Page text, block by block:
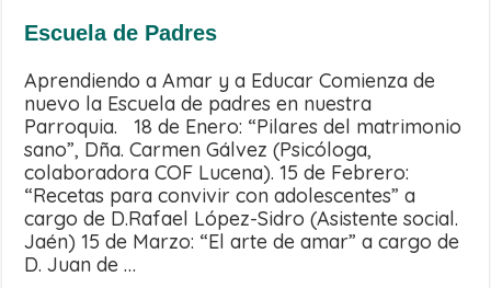
Escuela de Padres
Aprendiendo a Amar y a Educar Comienza de
nuevo la Escuela de padres en nuestra
Parroquia. 18 de Enero: “Pilares del matrimonio
sano”, Dña. Carmen Gálvez (Psicóloga,
colaboradora COF Lucena). 15 de Febrero:
“Recetas para convivir con adolescentes” a
cargo de D.Rafael López-Sidro (Asistente social.
Jaén) 15 de Marzo: “El arte de amar” a cargo de
D. Juan de …